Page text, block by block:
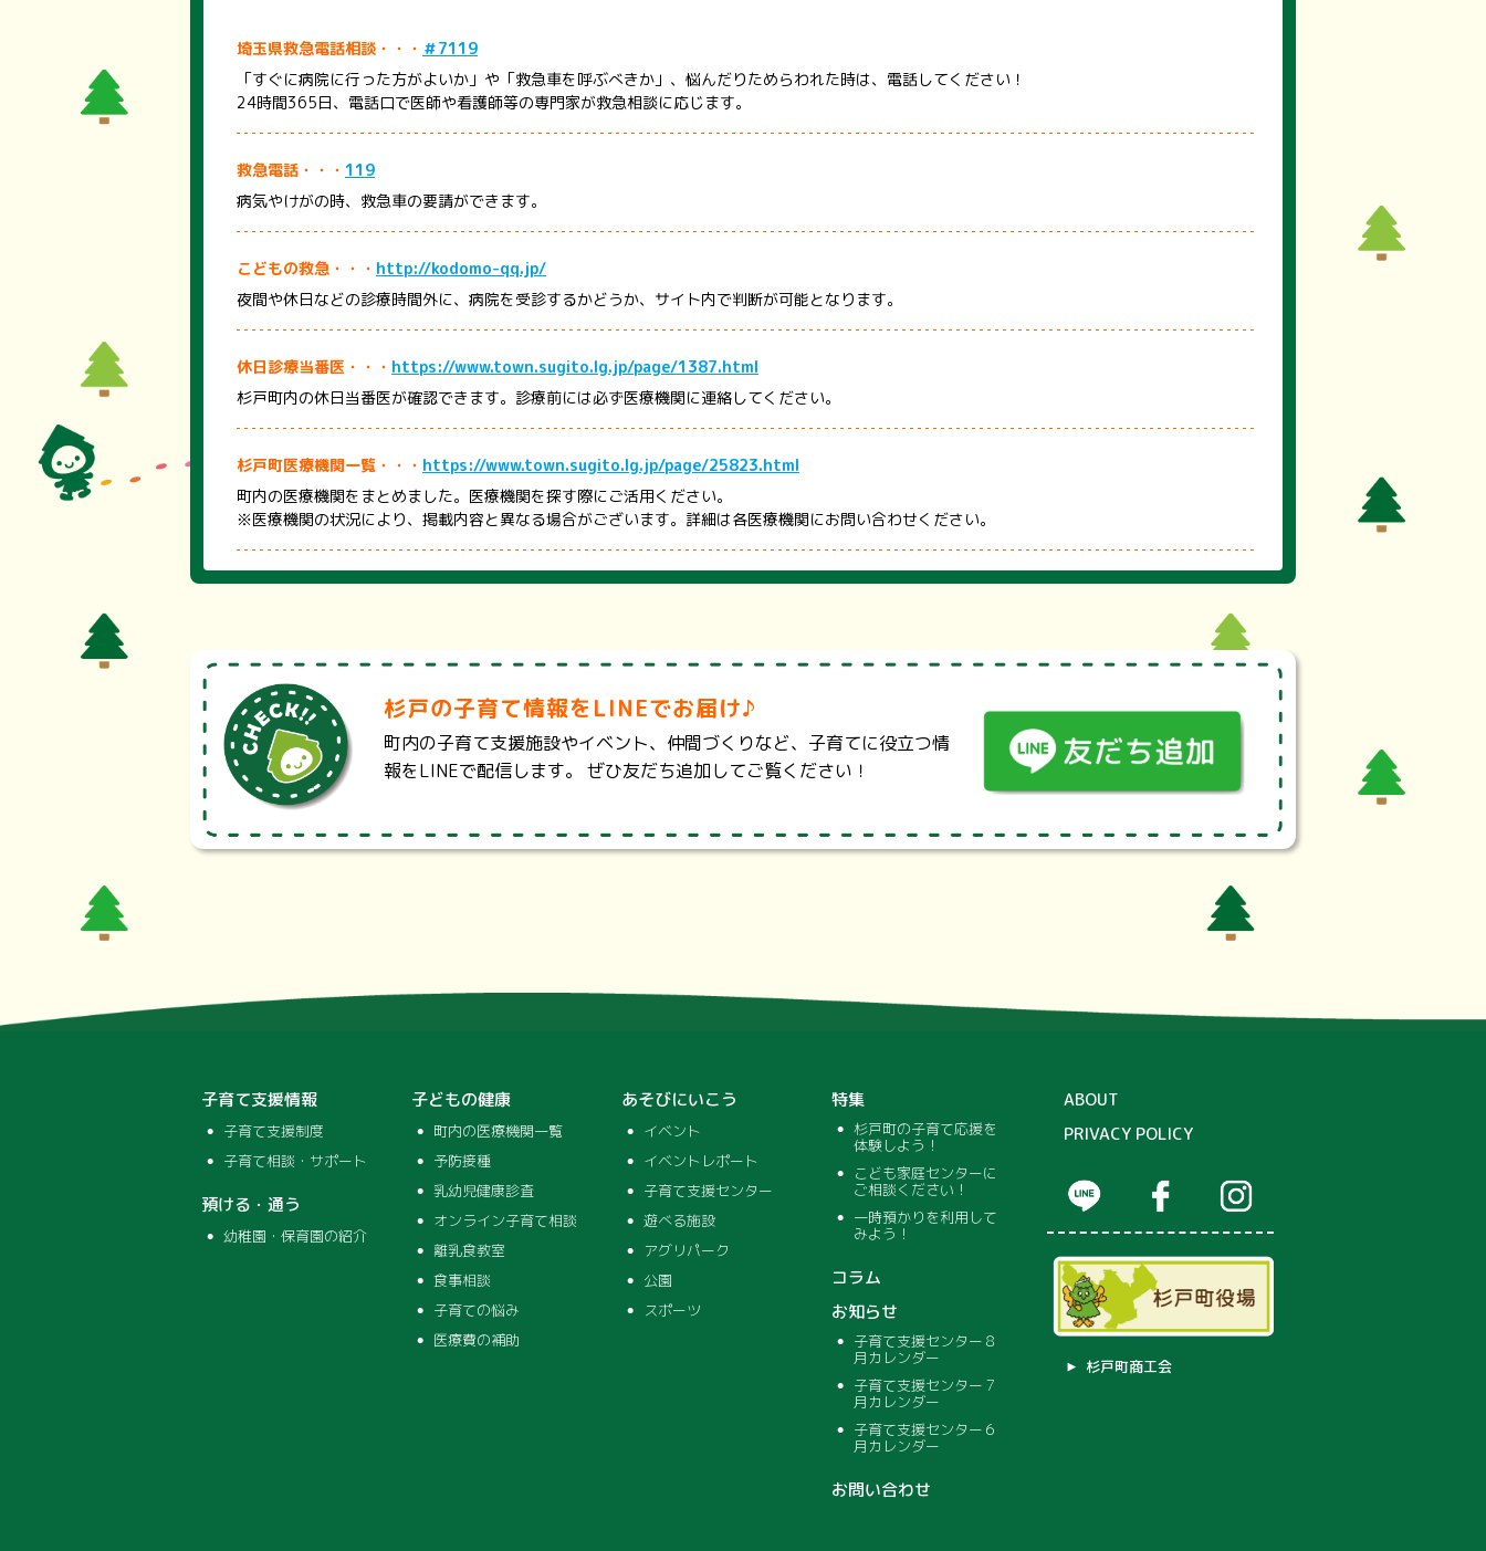
埼玉県救急電話相談・・・ ＃7119
「すぐに病院に行った方がよいか」や「救急車を呼ぶべきか」、悩んだりためらわれた時は、電話してください！
24時間365日、電話口で医師や看護師等の専門家が救急相談に応じます。
救急電話・・・ 119
病気やけがの時、救急車の要請ができます。
こどもの救急・・・ http://kodomo-qq.jp/
夜間や休日などの診療時間外に、病院を受診するかどうか、サイト内で判断が可能となります。
休日診療当番医・・・ https://www.town.sugito.lg.jp/page/1387.html
杉戸町内の休日当番医が確認できます。診療前には必ず医療機関に連絡してください。
杉戸町医療機関一覧・・・ https://www.town.sugito.lg.jp/page/25823.html
町内の医療機関をまとめました。医療機関を探す際にご活用ください。
※医療機関の状況により、掲載内容と異なる場合がございます。詳細は各医療機関にお問い合わせください。
埼玉県医療機能情報提供システム・・・https://99.pref.saitama.lg.jp/
診療科目、診療曜日・時間、地域、最寄り駅から医療機関や薬局を検索することが出来ます。また、設備や体制、対応できる治療内容などの項目
埼玉県耳鼻咽喉科休日救急診療・・・https://www.pref.saitama.lg.jp/a0703/jibika.html
埼玉県では、救急医療のうち、休日に救急電話相談で受診先を案内することが困難な耳鼻咽喉科診療について、東西2地区の輪番体制による初期救
急と、初期医療機関では対応が難しい重症患者を診療する二次救急を整備する事業を実施しています。
杉戸の子育て情報をLINEでお届け♪
町内の子育て支援施設やイベント、仲間づくりなど、子育てに役立つ情
報をLINEで配信します。 ぜひ友だち追加してご覧ください！
子育て支援情報
子育て支援制度
子育て相談・サポート
預ける・通う
幼稚園・保育園の紹介
子どもの健康
町内の医療機関一覧
予防接種
乳幼児健康診査
オンライン子育て相談
離乳食教室
食事相談
子育ての悩み
医療費の補助
あそびにいこう
イベント
イベントレポート
子育て支援センター
遊べる施設
アグリパーク
公園
スポーツ
特集
杉戸町の子育て応援を
体験しよう！
こども家庭センターに
ご相談ください！
一時預かりを利用して
みよう！
コラム
お知らせ
子育て支援センター８
月カレンダー
子育て支援センター７
月カレンダー
子育て支援センター６
月カレンダー
お問い合わせ
ABOUT
PRIVACY POLICY
杉戸町商工会